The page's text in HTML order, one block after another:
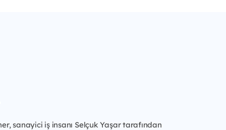
sanayici iş insanı Selçuk Yaşar tarafından